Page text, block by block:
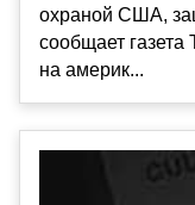
охраной США,
сообщает газета
на америк...